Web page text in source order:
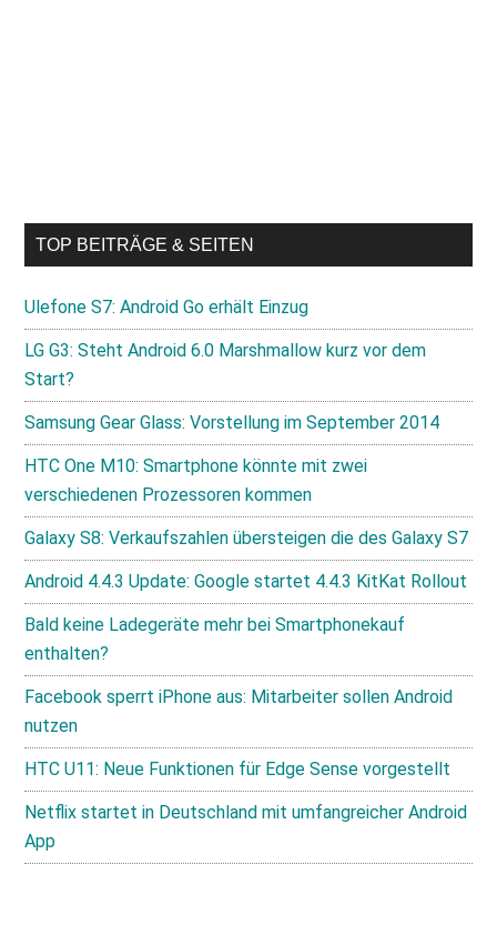
TOP BEITRÄGE & SEITEN
Ulefone S7: Android Go erhält Einzug
LG G3: Steht Android 6.0 Marshmallow kurz vor dem
Start?
Samsung Gear Glass: Vorstellung im September 2014
HTC One M10: Smartphone könnte mit zwei
verschiedenen Prozessoren kommen
Galaxy S8: Verkaufszahlen übersteigen die des Galaxy S7
Android 4.4.3 Update: Google startet 4.4.3 KitKat Rollout
Bald keine Ladegeräte mehr bei Smartphonekauf
enthalten?
Facebook sperrt iPhone aus: Mitarbeiter sollen Android
nutzen
HTC U11: Neue Funktionen für Edge Sense vorgestellt
Netflix startet in Deutschland mit umfangreicher Android
App